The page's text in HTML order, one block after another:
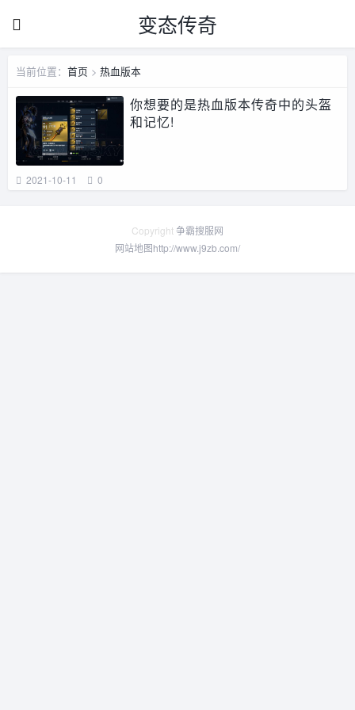
变态传奇
当前位置： 首页 > 热血版本
你想要的是热血版本传奇中的头盔
和记忆!
2021-10-11 0
Copyright争霸搜服网
网站地图http://www.j9zb.com/